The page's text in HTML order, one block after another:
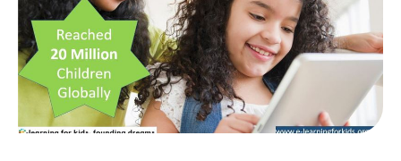
Nieuws
Over het CBF
Veelgestelde vragen
Register Erkende Donatieplatformen